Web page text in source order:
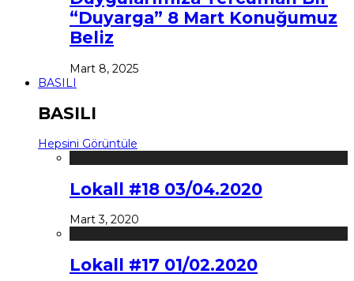
“Duyarga” 8 Mart Konuğumuz
Beliz
Mart 8, 2025
BASILI
BASILI
Hepsini Görüntüle
Lokall #18 03/04.2020
Mart 3, 2020
Lokall #17 01/02.2020